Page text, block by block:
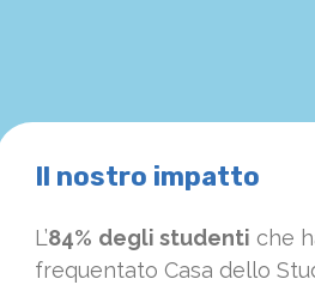
Il nostro impatto
L’84% degli studenti che
frequentato Casa dello